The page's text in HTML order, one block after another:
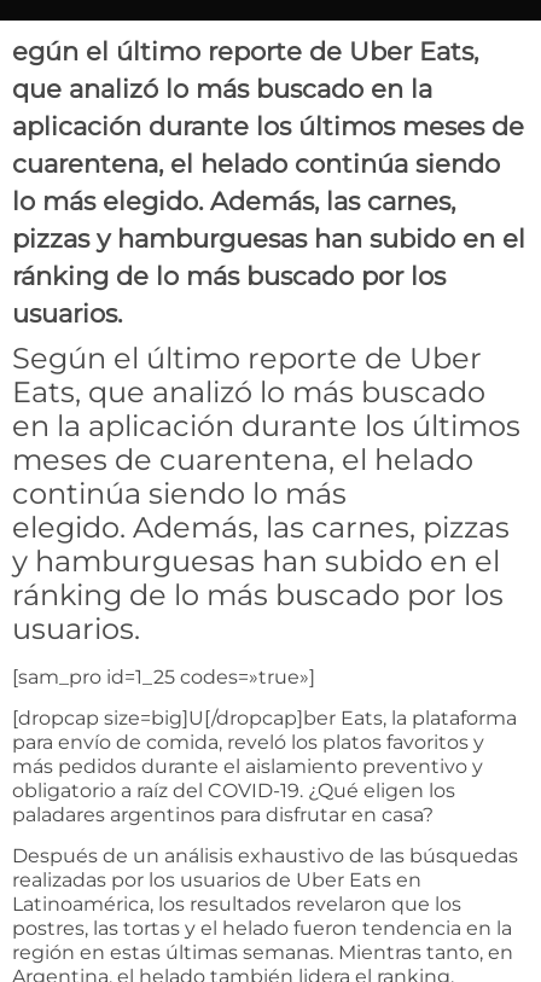
egún el último reporte de Uber Eats,
que analizó lo más buscado en la
aplicación durante los últimos meses de
cuarentena, el helado continúa siendo
lo más elegido. Además, las carnes,
pizzas y hamburguesas han subido en el
ránking de lo más buscado por los
usuarios.
Según el último reporte de Uber
Eats, que analizó lo más buscado
en la aplicación durante los últimos
meses de cuarentena, el helado
continúa siendo lo más
elegido. Además, las carnes, pizzas
y hamburguesas han subido en el
ránking de lo más buscado por los
usuarios.
[sam_pro id=1_25 codes=»true»]
[dropcap size=big]U[/dropcap]ber Eats, la plataforma
para envío de comida, reveló los platos favoritos y
más pedidos durante el aislamiento preventivo y
obligatorio a raíz del COVID-19. ¿Qué eligen los
paladares argentinos para disfrutar en casa?
Después de un análisis exhaustivo de las búsquedas
realizadas por los usuarios de Uber Eats en
Latinoamérica, los resultados revelaron que los
postres, las tortas y el helado fueron tendencia en la
región en estas últimas semanas. Mientras tanto, en
Argentina, el helado también lidera el ranking,